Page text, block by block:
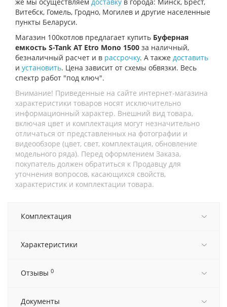
же мы осуществляем доставку в города: Минск, Брест,
Витебск, Гомель, Гродно, Могилев и другие населенные
пункты Беларуси.
Магазин 100котлов предлагает купить Буферная
емкость S-Tank AT Etro Mono 1500 за наличный,
безналичный расчет и в рассрочку. А также доставить
и установить. Цена зависит от схемы обвязки. Весь
спектр работ "под ключ".
Внимание! Приведенные на сайте интернет-магазина
характеристики товаров носят исключительно
информационный характер. Внешний вид товара,
включая цвет и комплектация могут незначительно
отличаться от представленных на фотографии и
видеообзоре (цвет, свет, комплектация, обновление
модельного ряда). Перед оформлением Заказа,
покупатель должен обратиться к Продавцу для
уточнения вопросов, касающихся свойств,
характеристик и комплектации товара.
Комплектация
Характеристики
Отзывы 0
Документы